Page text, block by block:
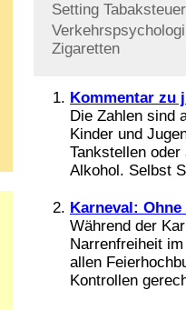
Setting Tabaksteuer
Zigaretten
Kommentar zu
Die Zahlen sind
Kinder und
Tankstellen
Alkohol. Selbst
Karneval:
Während der
Narrenfreiheit
allen
Kontrollen